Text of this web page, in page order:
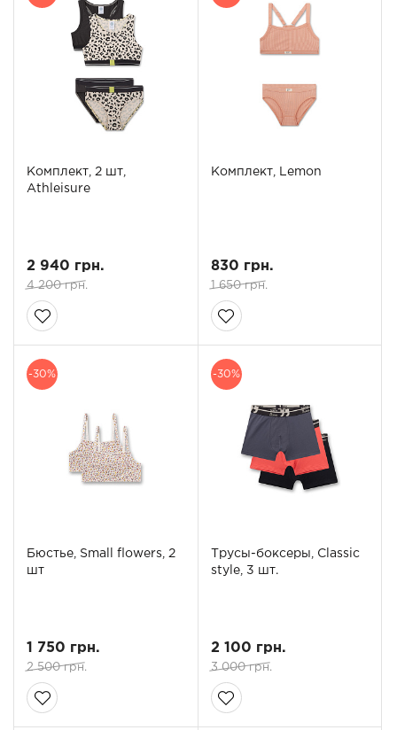
Комплект, 2 шт,
Athleisure
2 940 грн.
4 200 грн.
Комплект, Lemon
830 грн.
1 650 грн.
-30%
Бюстье, Small flowers, 2
шт
1 750 грн.
2 500 грн.
-30%
Трусы-боксеры, Classic
style, 3 шт.
2 100 грн.
3 000 грн.